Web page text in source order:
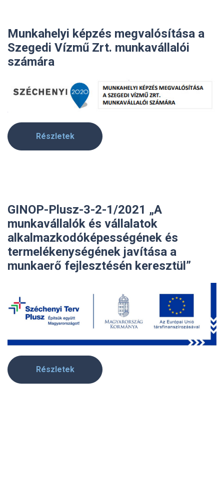
Munkahelyi képzés megvalósítása a
Szegedi Vízmű Zrt. munkavállalói
számára
Részletek
GINOP-Plusz-3-2-1/2021 „A
munkavállalók és vállalatok
alkalmazkodóképességének és
termelékenységének javítása a
munkaerő fejlesztésén keresztül”
Részletek